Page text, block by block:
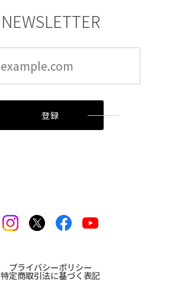
NEWSLETTER
登録
プライバシーポリシー
特定商取引法に基づく表記